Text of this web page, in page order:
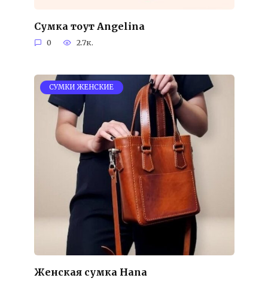
Сумка тоут Angelina
0 2.7к.
СУМКИ ЖЕНСКИЕ
Женская сумка Hana